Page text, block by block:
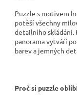
Puzzle s motivem
potěší všechny
detailního skládání.
panorama vytváří
barev a jemných
Proč si puzzle